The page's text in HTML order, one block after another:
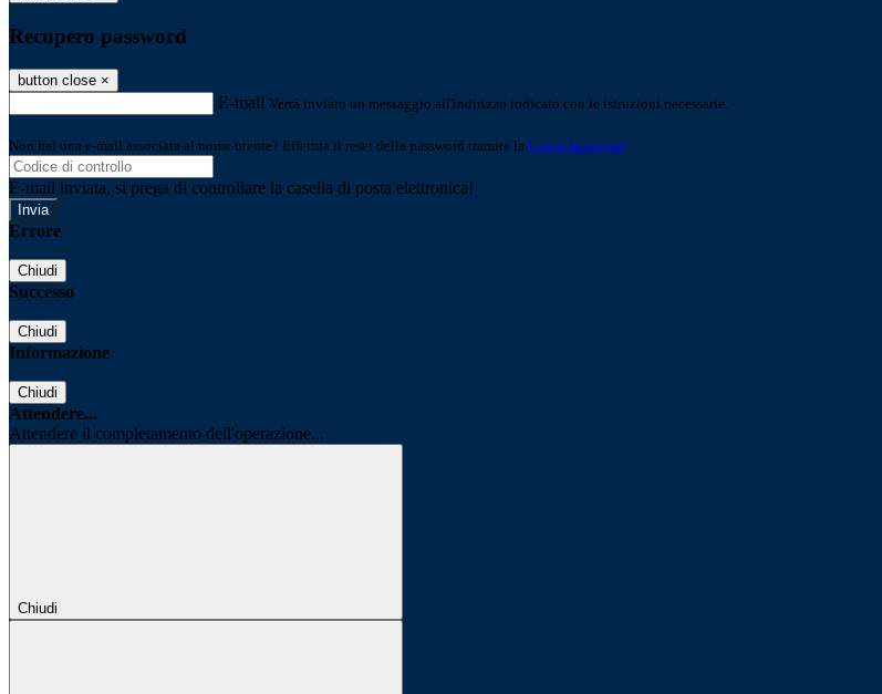
Recupero password
button close ×
E-mail Verrà inviato un messaggio all'indirizzo indicato con le istruzioni necessarie.
Non hai una e-mail associata al nome utente? Effettua il reset della password tramite la Login Spaggiari
E-mail inviata, si prega di controllare la casella di posta elettronica!
Errore
Chiudi
Successo
Chiudi
Informazione
Chiudi
Attendere...
Attendere il completamento dell'operazione...
Chiudi